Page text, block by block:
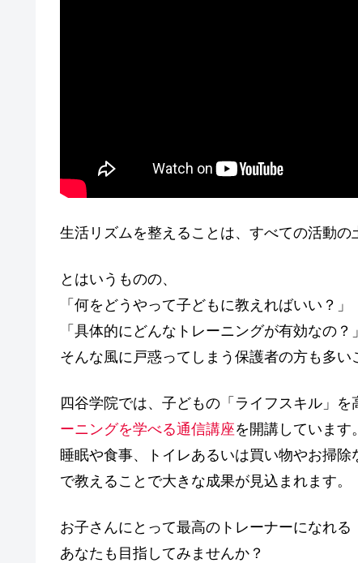
生活リズムを整えることは、すべての活動の
とはいうものの、
「何をどうやって子どもに教えればいい？」
「具体的にどんなトレーニングが有効なの？」
そんな風に戸惑ってしまう保護者の方も多い
四谷学院では、子どもの「ライフスキル」を
ーニングを学べる通信講座を開講しています。
睡眠や食事、トイレあるいは買い物やお掃
で教えることで大きな成果が見込まれます。
お子さんにとって最高のトレーナーになれる
あなたも目指してみませんか？